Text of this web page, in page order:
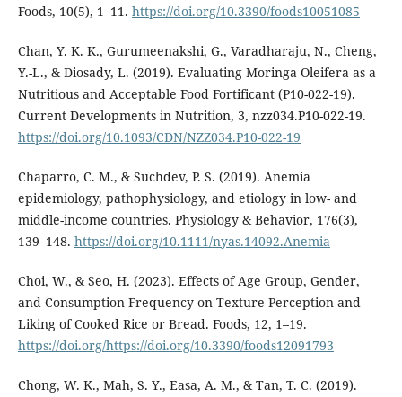
Foods, 10(5), 1–11. https://doi.org/10.3390/foods10051085
Chan, Y. K. K., Gurumeenakshi, G., Varadharaju, N., Cheng,
Y.-L., & Diosady, L. (2019). Evaluating Moringa Oleifera as a
Nutritious and Acceptable Food Fortificant (P10-022-19).
Current Developments in Nutrition, 3, nzz034.P10-022-19.
https://doi.org/10.1093/CDN/NZZ034.P10-022-19
Chaparro, C. M., & Suchdev, P. S. (2019). Anemia
epidemiology, pathophysiology, and etiology in low- and
middle-income countries. Physiology & Behavior, 176(3),
139–148. https://doi.org/10.1111/nyas.14092.Anemia
Choi, W., & Seo, H. (2023). Effects of Age Group, Gender,
and Consumption Frequency on Texture Perception and
Liking of Cooked Rice or Bread. Foods, 12, 1–19.
https://doi.org/https://doi.org/10.3390/foods12091793
Chong, W. K., Mah, S. Y., Easa, A. M., & Tan, T. C. (2019).